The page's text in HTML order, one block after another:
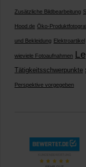
Zusätzliche Bildbearbeitung
Hood.de Öko-
und Bekleidung Elektroartikel
wieviele Fotoaufnahmen
Tätigkeitsschwerpunkte
Perspektive vorgegeben